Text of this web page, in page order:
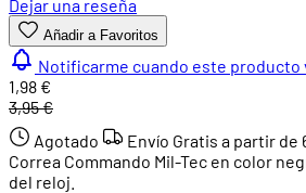
Dejar una reseña
Añadir a Favoritos
Notificarme cuando este producto
1,98 €
3,95 €
Agotado
Envío Gratis a partir de
Correa Commando Mil-Tec en color
del reloj.